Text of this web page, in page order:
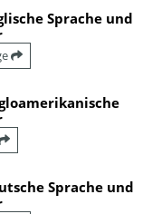
Sprache und
Sprache und